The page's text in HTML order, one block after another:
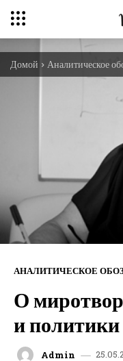
Домой Аналитическое
АНАЛИТИЧЕСКОЕ
О
и политики
Admin